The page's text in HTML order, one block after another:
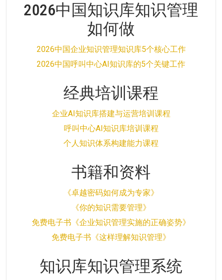
2026中国知识库知识管理
如何做
2026中国企业知识管理知识库5个核心工作
2026中国呼叫中心AI知识库的5个关键工作
经典培训课程
企业AI知识库搭建与运营培训课程
呼叫中心AI知识库培训课程
个人知识体系构建能力课程
书籍和资料
《卓越密码如何成为专家》
《你的知识需要管理》
免费电子书《企业知识管理实施的正确姿势》
免费电子书《这样理解知识管理》
知识库知识管理系统